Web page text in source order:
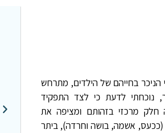
הניכר בחייהם של הילדים, מתרחש
נוכחתי לדעת כי לצד התפקיד
חלק מרכזי בזהותם ומציפה את
(ככעס, אשמה, בושה וחרדה), ביתר
המקצועית שנתת לנו בתקופה זו. אנו ממשים
לאט מגיעות גם התוצאות
תודה רבה על
הכל!